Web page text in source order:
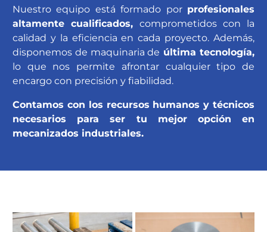
Nuestro equipo está formado por profesionales
altamente cualificados, comprometidos con la
calidad y la eficiencia en cada proyecto. Además,
disponemos de maquinaria de última tecnología,
lo que nos permite afrontar cualquier tipo de
encargo con precisión y fiabilidad.
Contamos con los recursos humanos y técnicos
necesarios para ser tu mejor opción en
mecanizados industriales.